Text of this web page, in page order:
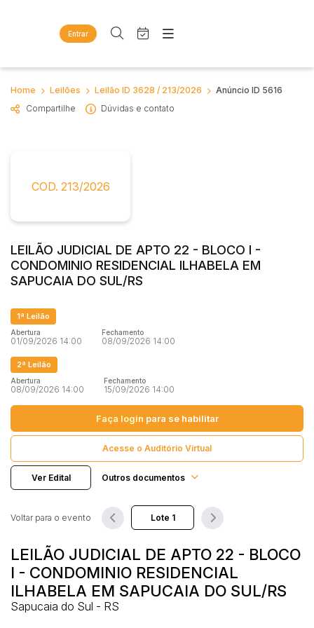
Entrar
Criar conta Entrar
Site
Agenda
Quem Somos
Diversos
Imóveis
Casas
Ponto Comercial
Terreno
Vaga de Garagem
Máquinas
Máquinas Agrícolas
Máquinas Pesadas
Veículos
Aquáticos
Caminhões
Motos
Ônibus
Outros
Busca por palavra-chave
Bairro
Judiciais Extrajudiciais
Faixa de valor
R$
Quem Somos
Home Leilões Leilão ID 3628 / 213/2026
Anúncio ID 5616
Compartilhe
Dúvidas e contato
COD. 213/2026
LEILÃO JUDICIAL DE APTO 22 - BLOCO I -
CONDOMINIO RESIDENCIAL ILHABELA EM
SAPUCAIA DO SUL/RS
1ª Leilão
Abertura
01/09/2026 14:00
Fechamento
08/09/2026 14:00
2ª Leilão
Abertura
08/09/2026 14:00
Fechamento
15/09/2026 14:00
Faça login para se habilitar
Acesse o Auditório Virtual
Ver Edital Outros documentos
LEILÃO JUDICIAL DE APTO 22 - BLOCO
I - CONDOMINIO RESIDENCIAL
ILHABELA EM SAPUCAIA DO SUL/RS
Sapucaia do Sul - RS
Voltar para o evento